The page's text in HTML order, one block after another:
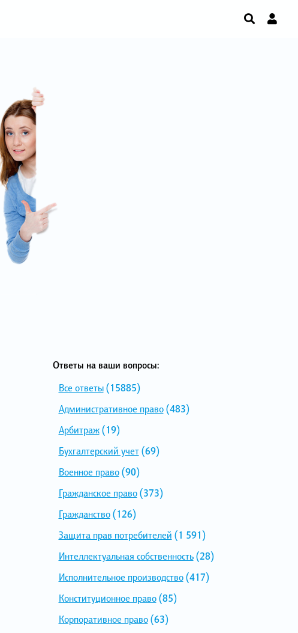
Ответы на ваши вопросы:
Все ответы(15885)
Административное право(483)
Арбитраж(19)
Бухгалтерский учет(69)
Военное право(90)
Гражданское право(373)
Гражданство(126)
Защита прав потребителей (1 591)
Интеллектуальная собственность(28)
Исполнительное производство(417)
Конституционное право(85)
Корпоративное право(63)